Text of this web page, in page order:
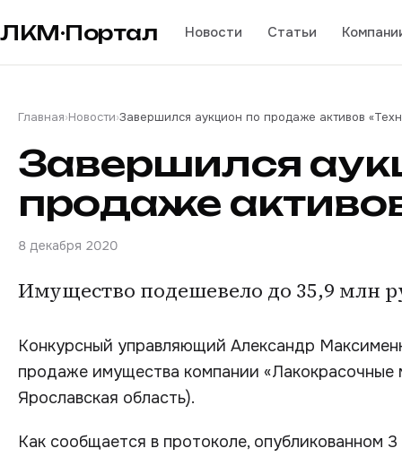
ЛКМ·Портал Новости Статьи
Главная›Новости›Завершился аукцион по продаже активов
Завершился
продаже
8 декабря 2020
Имущество подешевело до 35,9 млн
Конкурсный управляющий Александр
продаже имущества компании «Лакокрасочные
Ярославская область).
Как сообщается в протоколе, опубликованном